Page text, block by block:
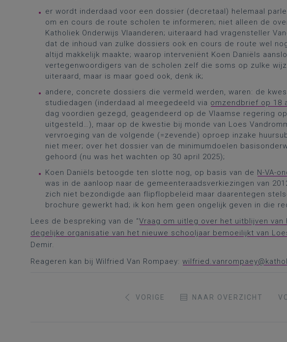
er wordt inderdaad voor een dossier (decretaal) helemaal
om en cours de route scholen te informeren; niet alleen de
Katholiek Onderwijs Vlaanderen; uiteraard had vragensteller
dat de inhoud van zulke dossiers ook en cours de route wel
altijd makkelijk maakte; waarop interveniënt Koen Daniëls
vertegenwoordigers van de scholen zelf die soms op zulke
uiteraard, maar is maar goed ook, denk ik;
andere, concrete dossiers die vermeld werden, waren: de
studiedagen (inderdaad al meegedeeld via omzendbrief op 18
dag voordien gezegd, geagendeerd op de Vlaamse regering
uitgesteld…), maar op de kwestie bij monde van Loes
vervroeging van de volgende (=zevende) oproep inzake
niet meer; over het dossier van de minimumdoelen
gehoord (nu was het wachten op 30 april 2025);
Koen Daniëls betoogde ten slotte nog, op basis van de N-VA-
was in de aanloop naar de gemeenteraadsverkiezingen van
zich niet bezondigde aan flipflopbeleid maar daarentegen
brochure gewerkt had; ik kon hem geen ongelijk geven in die
Lees de bespreking van de “Vraag om uitleg over het uitblijven
degelijke organisatie van het nieuwe schooljaar bemoeilijkt van
Demir.
Reageren kan bij Wilfried Van Rompaey:
VORIGE NAAR OVERZICHT